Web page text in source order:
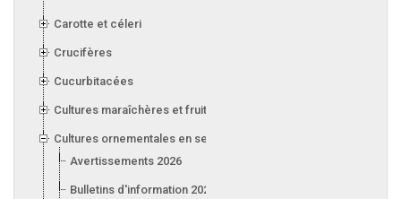
Carotte et céleri
Crucifères
Cucurbitacées
Cultures maraîchères et fruitières en serre
Cultures ornementales en serre
Avertissements 2026
Bulletins d'information 2026